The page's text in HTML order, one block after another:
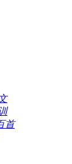
首